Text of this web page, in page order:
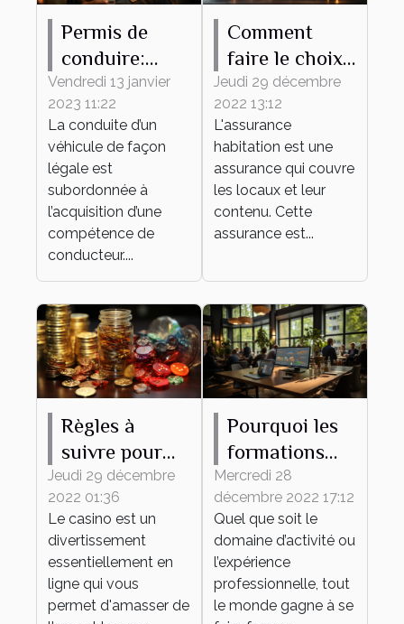
Permis de
conduire:
pourquoi
l'obtenir ?
Vendredi 13 janvier
2023 11:22
La conduite d’un
véhicule de façon
légale est
subordonnée à
l’acquisition d’une
compétence de
conducteur....
Comment
faire le choix
d'une bonne
assurance
habitation ?
Jeudi 29 décembre
2022 13:12
L'assurance
habitation est une
assurance qui couvre
les locaux et leur
contenu. Cette
assurance est...
Règles à
suivre pour
gagner de
l'argent au
casino en
ligne
Jeudi 29 décembre
2022 01:36
Le casino est un
divertissement
essentiellement en
ligne qui vous
permet d'amasser de
Pourquoi les
formations
continues
sont-elles
importantes
pour une
entreprise ?
Mercredi 28
décembre 2022 17:12
Quel que soit le
domaine d’activité ou
l’expérience
professionnelle, tout
le monde gagne à se